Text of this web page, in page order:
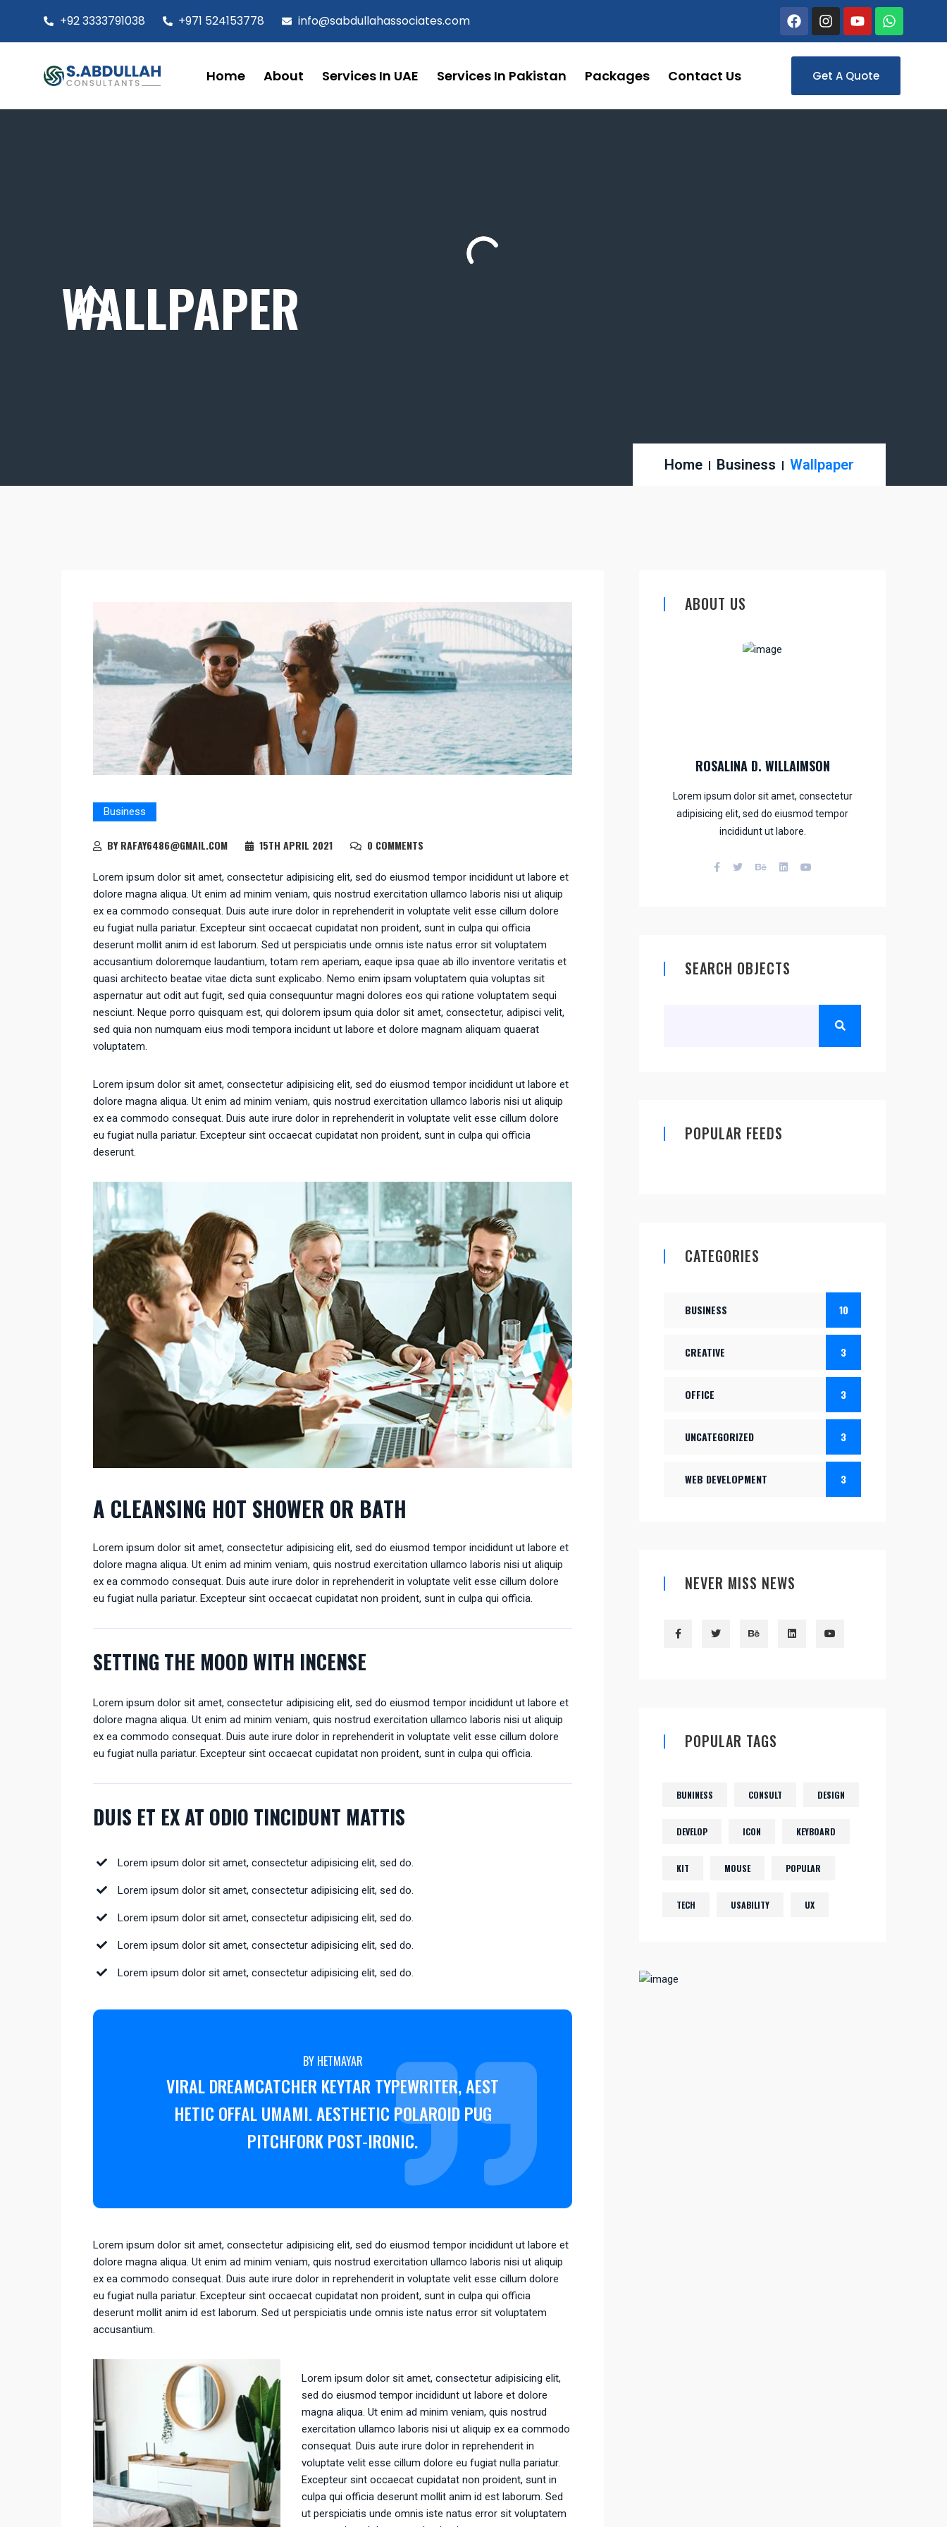
+92 3333791038 +971 524153778 info@sabdullahassociates.com
Home About Services In UAE Services In Pakistan Packages Contact Us Get A Quote
WALLPAPER
Home Business Wallpaper
Business
BY RAFAY6486@GMAIL.COM 15TH APRIL 2021 0 COMMENTS
Lorem ipsum dolor sit amet, consectetur adipisicing elit, sed do eiusmod tempor incididunt ut labore et
dolore magna aliqua. Ut enim ad minim veniam, quis nostrud exercitation ullamco laboris nisi ut aliquip
ex ea commodo consequat. Duis aute irure dolor in reprehenderit in voluptate velit esse cillum dolore
eu fugiat nulla pariatur. Excepteur sint occaecat cupidatat non proident, sunt in culpa qui officia
deserunt mollit anim id est laborum. Sed ut perspiciatis unde omnis iste natus error sit voluptatem
accusantium doloremque laudantium, totam rem aperiam, eaque ipsa quae ab illo inventore veritatis et
quasi architecto beatae vitae dicta sunt explicabo. Nemo enim ipsam voluptatem quia voluptas sit
aspernatur aut odit aut fugit, sed quia consequuntur magni dolores eos qui ratione voluptatem sequi
nesciunt. Neque porro quisquam est, qui dolorem ipsum quia dolor sit amet, consectetur, adipisci velit,
sed quia non numquam eius modi tempora incidunt ut labore et dolore magnam aliquam quaerat
voluptatem.
Lorem ipsum dolor sit amet, consectetur adipisicing elit, sed do eiusmod tempor incididunt ut labore et
dolore magna aliqua. Ut enim ad minim veniam, quis nostrud exercitation ullamco laboris nisi ut aliquip
ex ea commodo consequat. Duis aute irure dolor in reprehenderit in voluptate velit esse cillum dolore
eu fugiat nulla pariatur. Excepteur sint occaecat cupidatat non proident, sunt in culpa qui officia
deserunt.
A CLEANSING HOT SHOWER OR BATH
Lorem ipsum dolor sit amet, consectetur adipisicing elit, sed do eiusmod tempor incididunt ut labore et
dolore magna aliqua. Ut enim ad minim veniam, quis nostrud exercitation ullamco laboris nisi ut aliquip
ex ea commodo consequat. Duis aute irure dolor in reprehenderit in voluptate velit esse cillum dolore
eu fugiat nulla pariatur. Excepteur sint occaecat cupidatat non proident, sunt in culpa qui officia.
SETTING THE MOOD WITH INCENSE
Lorem ipsum dolor sit amet, consectetur adipisicing elit, sed do eiusmod tempor incididunt ut labore et
dolore magna aliqua. Ut enim ad minim veniam, quis nostrud exercitation ullamco laboris nisi ut aliquip
ex ea commodo consequat. Duis aute irure dolor in reprehenderit in voluptate velit esse cillum dolore
eu fugiat nulla pariatur. Excepteur sint occaecat cupidatat non proident, sunt in culpa qui officia.
DUIS ET EX AT ODIO TINCIDUNT MATTIS
Lorem ipsum dolor sit amet, consectetur adipisicing elit, sed do.
Lorem ipsum dolor sit amet, consectetur adipisicing elit, sed do.
Lorem ipsum dolor sit amet, consectetur adipisicing elit, sed do.
Lorem ipsum dolor sit amet, consectetur adipisicing elit, sed do.
Lorem ipsum dolor sit amet, consectetur adipisicing elit, sed do.
BY HETMAYAR
VIRAL DREAMCATCHER KEYTAR TYPEWRITER, AEST
HETIC OFFAL UMAMI. AESTHETIC POLAROID PUG
PITCHFORK POST-IRONIC.
Lorem ipsum dolor sit amet, consectetur adipisicing elit, sed do eiusmod tempor incididunt ut labore et
dolore magna aliqua. Ut enim ad minim veniam, quis nostrud exercitation ullamco laboris nisi ut aliquip
ex ea commodo consequat. Duis aute irure dolor in reprehenderit in voluptate velit esse cillum dolore
eu fugiat nulla pariatur. Excepteur sint occaecat cupidatat non proident, sunt in culpa qui officia
deserunt mollit anim id est laborum. Sed ut perspiciatis unde omnis iste natus error sit voluptatem
accusantium.
Lorem ipsum dolor sit amet, consectetur adipisicing elit,
sed do eiusmod tempor incididunt ut labore et dolore
magna aliqua. Ut enim ad minim veniam, quis nostrud
exercitation ullamco laboris nisi ut aliquip ex ea commodo
consequat. Duis aute irure dolor in reprehenderit in
voluptate velit esse cillum dolore eu fugiat nulla pariatur.
Excepteur sint occaecat cupidatat non proident, sunt in
culpa qui officia deserunt mollit anim id est laborum. Sed
ut perspiciatis unde omnis iste natus error sit voluptatem
ABOUT US
ROSALINA D. WILLAIMSON
Lorem ipsum dolor sit amet, consectetur
adipisicing elit, sed do eiusmod tempor
incididunt ut labore.
SEARCH OBJECTS
POPULAR FEEDS
CATEGORIES
BUSINESS 10
CREATIVE 3
OFFICE 3
UNCATEGORIZED 3
WEB DEVELOPMENT 3
NEVER MISS NEWS
POPULAR TAGS
BUNINESS CONSULT DESIGN
DEVELOP ICON KEYBOARD
KIT MOUSE POPULAR
TECH USABILITY UX